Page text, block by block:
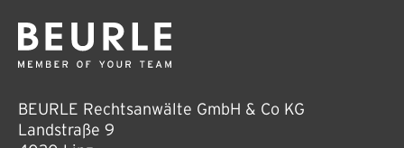
BEURLE Rechtsanwälte GmbH & Co KG
Landstraße 9